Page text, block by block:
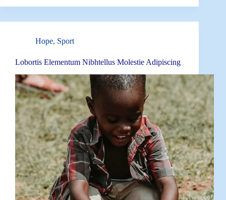
Hope, Sport
Lobortis Elementum Nibhtellus Molestie Adipiscing